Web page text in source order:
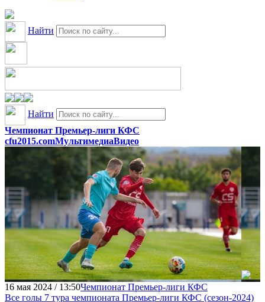
Найти
Найти
Чемпионат Премьер-лиги КФС
cfu2015.comМультимедиаВидео
16 мая 2024 / 13:50Чемпионат Премьер-лиги КФС
Все голы 7 тура чемпионата Премьер-лиги КФC (сезон-2024)